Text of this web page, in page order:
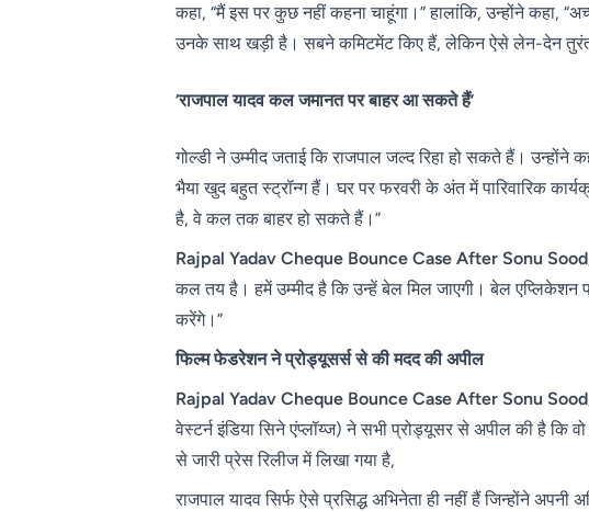
कहा, “मैं इस पर कुछ नहीं कहना चाहूंगा।” हालांकि, उन्होंने कहा,
उनके साथ खड़ी है। सबने कमिटमेंट किए हैं, लेकिन ऐसे लेन-देन तुरंत
‘राजपाल यादव कल जमानत पर बाहर आ सकते हैं’
गोल्डी ने उम्मीद जताई कि राजपाल जल्द रिहा हो सकते हैं। उन्होंने
भैया खुद बहुत स्ट्रॉन्ग हैं। घर पर फरवरी के अंत में पारिवारिक
है, वे कल तक बाहर हो सकते हैं।”
Rajpal Yadav Cheque Bounce Case After Sonu
कल तय है। हमें उम्मीद है कि उन्हें बेल मिल जाएगी। बेल एप्लिकेशन
करेंगे।”
फिल्म फेडरेशन ने प्रोड्यूसर्स से की मदद की अपील
Rajpal Yadav Cheque Bounce Case After Sonu
वेस्टर्न इंडिया सिने एंप्लॉय्ज) ने सभी प्रोड्यूसर से अपील की है
से जारी प्रेस रिलीज में लिखा गया है,
राजपाल यादव सिर्फ ऐसे प्रसिद्ध अभिनेता ही नहीं हैं जिन्होंने